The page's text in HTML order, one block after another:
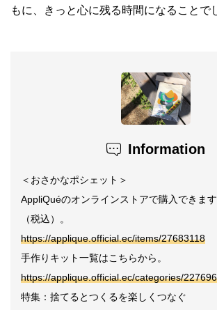
もに、きっと心に残る時間になることで
Information
＜おさかなポシェット＞
AppliQuéのオンラインストアで購入できま
（税込）。
https://applique.official.ec/items/27683118
手作りキット一覧はこちらから。
https://applique.official.ec/categories/
特集：捨てるとつくるを楽しくつなぐ